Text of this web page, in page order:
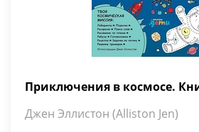
Приключения в космосе.
Джен Эллистон (Alliston Jen)